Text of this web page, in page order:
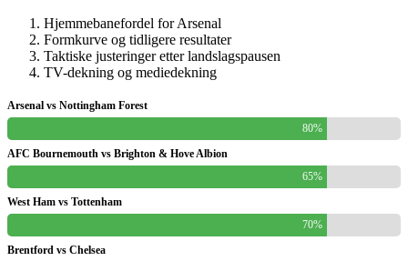
Hjemmebanefordel for Arsenal
Formkurve og tidligere resultater
Taktiske justeringer etter landslagspausen
TV-dekning og mediedekning
Arsenal vs Nottingham Forest
80%
AFC Bournemouth vs Brighton & Hove Albion
65%
West Ham vs Tottenham
70%
Brentford vs Chelsea